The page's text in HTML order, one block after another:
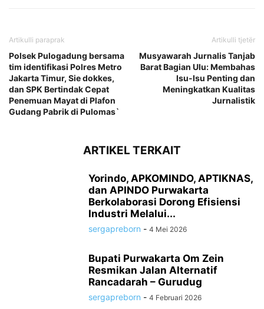
Artikulli paraprak
Polsek Pulogadung bersama
tim identifikasi Polres Metro
Jakarta Timur, Sie dokkes,
dan SPK Bertindak Cepat
Penemuan Mayat di Plafon
Gudang Pabrik di Pulomas`
Artikulli tjetër
Musyawarah Jurnalis Tanjab
Barat Bagian Ulu: Membahas
Isu-Isu Penting dan
Meningkatkan Kualitas
Jurnalistik
ARTIKEL TERKAIT
Yorindo, APKOMINDO, APTIKNAS,
dan APINDO Purwakarta
Berkolaborasi Dorong Efisiensi
Industri Melalui...
sergapreborn - 4 Mei 2026
Bupati Purwakarta Om Zein
Resmikan Jalan Alternatif
Rancadarah – Gurudug
sergapreborn - 4 Februari 2026